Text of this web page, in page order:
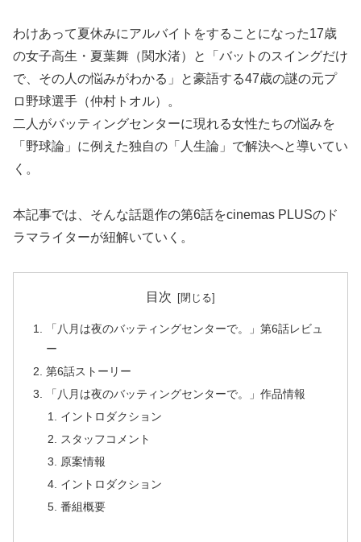
わけあって夏休みにアルバイトをすることになった17歳
の女子高生・夏葉舞（関水渚）と「バットのスイングだけ
で、その人の悩みがわかる」と豪語する47歳の謎の元プ
ロ野球選手（仲村トオル）。
二人がバッティングセンターに現れる女性たちの悩みを
「野球論」に例えた独自の「人生論」で解決へと導いてい
く。
本記事では、そんな話題作の第6話をcinemas PLUSのド
ラマライターが紐解いていく。
目次
「八月は夜のバッティングセンターで。」第6話レビュ
ー
第6話ストーリー
「八月は夜のバッティングセンターで。」作品情報
イントロダクション
スタッフコメント
原案情報
イントロダクション
番組概要